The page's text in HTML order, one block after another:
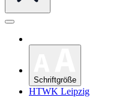
Schriftgröße
HTWK Leipzig